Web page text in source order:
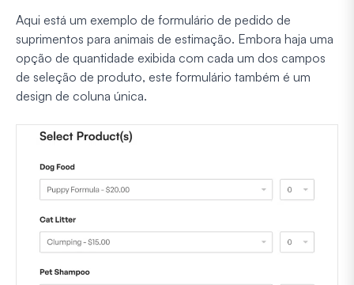
Aqui está um exemplo de formulário de pedido de
suprimentos para animais de estimação. Embora haja uma
opção de quantidade exibida com cada um dos campos
de seleção de produto, este formulário também é um
design de coluna única.